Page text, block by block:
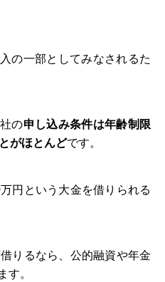
の一部としてみなされるた
の申し込み条件は年齢制限
がほとんどです。
円という大金を借りられる
りるなら、公的融資や年金
す。